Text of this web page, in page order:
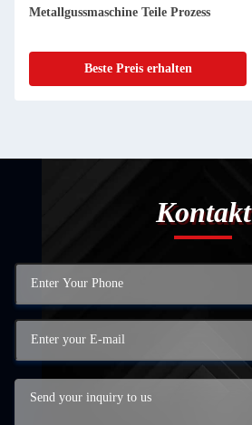
Metallgussmaschine Teile Prozess
Beste Preis erhalten
Kontakt